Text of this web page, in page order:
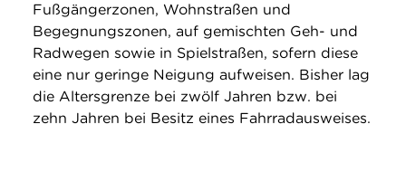
Fußgängerzonen, Wohnstraßen und
Begegnungszonen, auf gemischten Geh- und
Radwegen sowie in Spielstraßen, sofern diese
eine nur geringe Neigung aufweisen. Bisher lag
die Altersgrenze bei zwölf Jahren bzw. bei
zehn Jahren bei Besitz eines Fahrradausweises.